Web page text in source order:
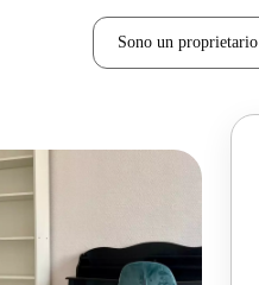
Sono un proprietario